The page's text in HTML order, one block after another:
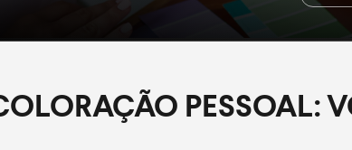
PESSOAL: